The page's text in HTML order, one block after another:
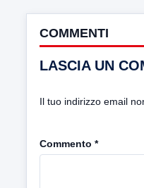
COMMENTI
LASCIA UN
Il tuo indirizzo email
Commento *